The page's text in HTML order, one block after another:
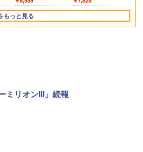
便送料無料】
コード]
ray（特装限定版）
もっと見る
ミリオンIII」続報